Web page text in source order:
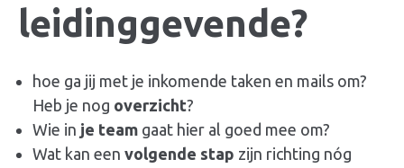
leidinggevende?
hoe ga jij met je inkomende taken en mails om?
Heb je nog overzicht?
Wie in je team gaat hier al goed mee om?
Wat kan een volgende stap zijn richting nóg